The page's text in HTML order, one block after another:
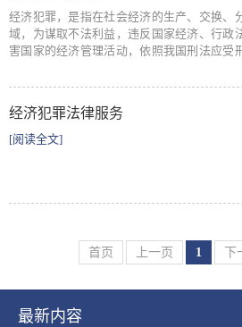
经济犯罪，是指在社会经济的生产、交换、
域，为谋取不法利益，违反国家经济、行政
害国家的经济管理活动，依照我国刑法应受
犯…[阅读全文]
经济犯罪法律服务
[阅读全文]
首页 上一页 1
最新内容